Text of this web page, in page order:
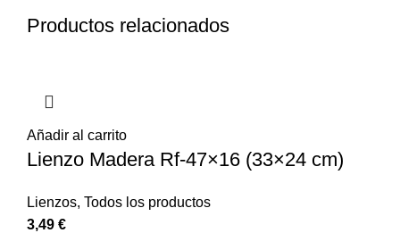
Productos relacionados
Añadir al carrito
Lienzo Madera Rf-47×16 (33×24 cm)
Lienzos, Todos los productos
3,49 €